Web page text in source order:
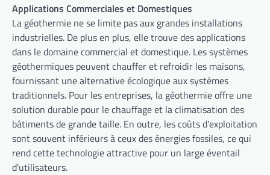
Applications Commerciales et Domestiques
La géothermie ne se limite pas aux grandes installations
industrielles. De plus en plus, elle trouve des applications
dans le domaine commercial et domestique. Les systèmes
géothermiques peuvent chauffer et refroidir les maisons,
fournissant une alternative écologique aux systèmes
traditionnels. Pour les entreprises, la géothermie offre une
solution durable pour le chauffage et la climatisation des
bâtiments de grande taille. En outre, les coûts d'exploitation
sont souvent inférieurs à ceux des énergies fossiles, ce qui
rend cette technologie attractive pour un large éventail
d'utilisateurs.